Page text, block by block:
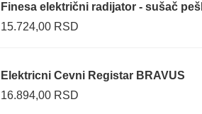
Finesa električni radijator - sušač
15.724,00 RSD
Elektricni Cevni Registar BRAVUS
16.894,00 RSD